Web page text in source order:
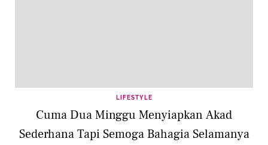
LIFESTYLE
Cuma Dua Minggu Menyiapkan Akad
Sederhana Tapi Semoga Bahagia Selamanya